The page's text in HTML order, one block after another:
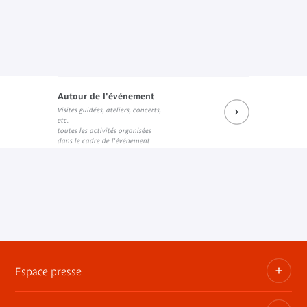
Autour de l'événement
Visites guidées, ateliers, concerts,
etc.
toutes les activités organisées
dans le cadre de l'événement
Espace presse